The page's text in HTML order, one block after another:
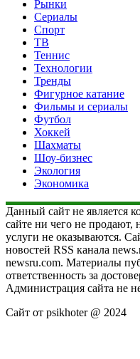
Рынки
Сериалы
Спорт
ТВ
Теннис
Технологии
Тренды
Фигурное катание
Фильмы и сериалы
Футбол
Хоккей
Шахматы
Шоу-бизнес
Экология
Экономика
Данный сайт не является
сайте ни чего не продают,
услуги не оказываются.
новостей RSS канала
newsru.com. Материалы
ответственность за
Администрация сайта не
Сайт от psikhoter @ 2024